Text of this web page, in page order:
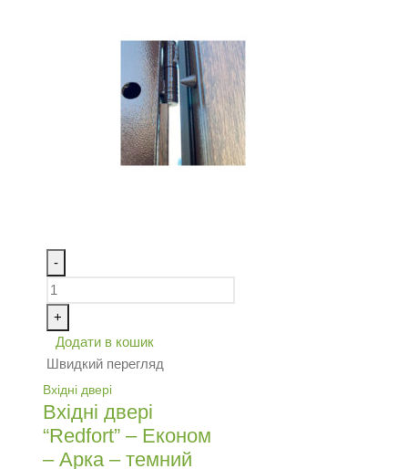
-
+
Додати в кошик
Швидкий перегляд
Вхідні двері
Вхідні двері
“Redfort” – Економ
– Арка – темний